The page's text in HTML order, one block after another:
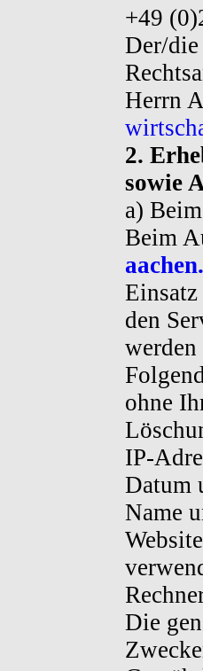
+49
Der/
Herrn
2.
sowie
a)
Beim
den
ohne
IP-
Datum
Name
Die